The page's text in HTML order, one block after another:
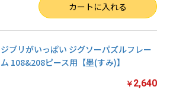
カートに入れる
ジブリがいっぱい ジグソーパズルフレー
ム 108&208ピース用【墨(すみ)】
￥ 2,640